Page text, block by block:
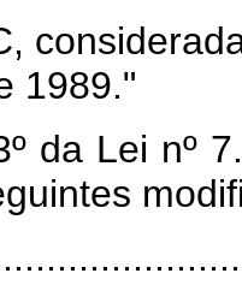
1989."
da Lei nº